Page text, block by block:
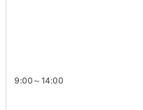
9:00～14:00